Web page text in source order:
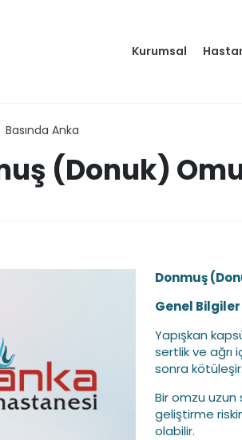
Kurumsal
Basında Anka
(Donuk)
Donmuş
Genel Bilgiler
Yapışkan
sertlik ve ağrı
sonra
Bir omzu
geliştirme
olabilir.